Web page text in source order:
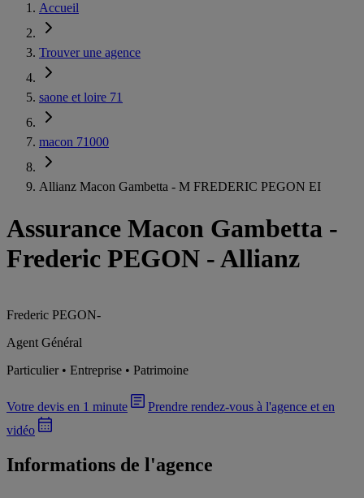
Accueil
Trouver une agence
saone et loire 71
macon 71000
Allianz Macon Gambetta - M FREDERIC PEGON EI
Assurance Macon Gambetta -
Frederic PEGON - Allianz
Frederic PEGON-
Agent Général
Particulier • Entreprise • Patrimoine
Votre devis en 1 minute
Prendre rendez-vous à l'agence et en
vidéo
Informations de l'agence